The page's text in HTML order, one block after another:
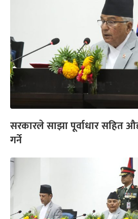
सरकारले साझा पूर्वाधार सहित
गर्ने